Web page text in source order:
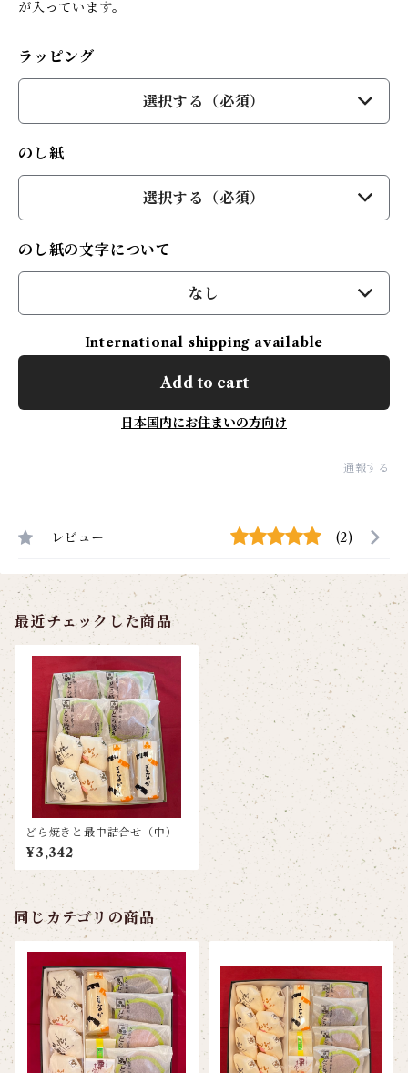
が入っています。
ラッピング
選択する（必須）
のし紙
選択する（必須）
のし紙の文字について
なし
International shipping available
Add to cart
日本国内にお住まいの方向け
通報する
レビュー (2)
最近チェックした商品
どら焼きと最中詰合せ（中）
¥3,342
同じカテゴリの商品